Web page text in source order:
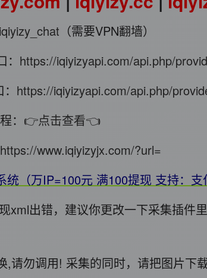
（需要VPN翻墙）
https://iqiyizyapi.com/api.php/
https://iqiyizyapi.com/api.php/
： 👉点击查看👈
https://www.iqiyizyjx.com/?url=
（万IP=100元 满100提现 支持：支
xml出错，建议你更改一下采集插件
,请勿调用! 采集的同时，请把图片下